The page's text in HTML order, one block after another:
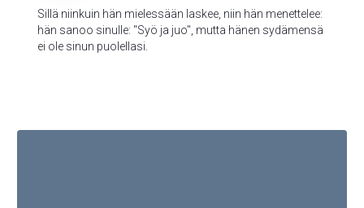
Sillä niinkuin hän mielessään laskee, niin hän menettelee:
hän sanoo sinulle: "Syö ja juo", mutta hänen sydämensä
ei ole sinun puolellasi.